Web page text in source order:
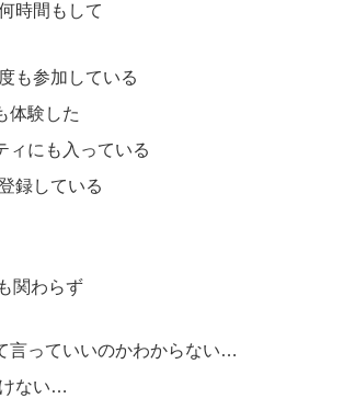
時間もして
も参加している
体験した
ィにも入っている
録している
関わらず
言っていいのかわからない…
ない…